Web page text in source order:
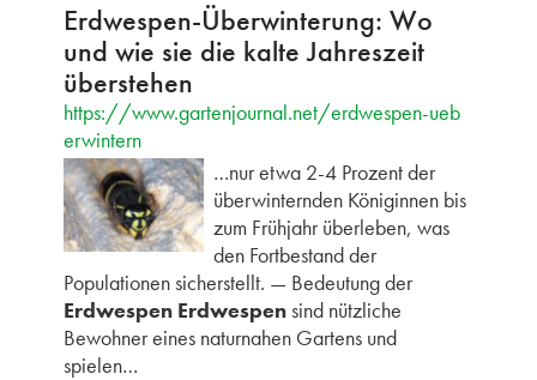
Erdwespen-Überwinterung: Wo
und wie sie die kalte Jahreszeit
überstehen
https://www.gartenjournal.net/erdwespen-ueb
erwintern
…nur etwa 2-4 Prozent der
überwinternden Königinnen bis
zum Frühjahr überleben, was
den Fortbestand der
Populationen sicherstellt. — Bedeutung der
Erdwespen Erdwespensind nützliche
Bewohner eines naturnahen Gartens und
spielen…